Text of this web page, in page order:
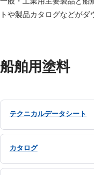
トや製品カタログなどがダ
船舶用塗料
テクニカルデータシート
カタログ